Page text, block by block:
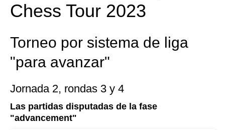
Chess Tour 2023
Torneo por sistema de liga
"para avanzar"
Jornada 2, rondas 3 y 4
Las partidas disputadas de la fase
"advancement"